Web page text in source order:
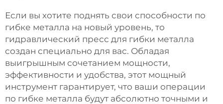
Если вы хотите поднять свои способности по
гибке металла на новый уровень, то
гидравлический пресс для гибки металла
создан специально для вас. Обладая
выигрышным сочетанием мощности,
эффективности и удобства, этот мощный
инструмент гарантирует, что ваши операции
по гибке металла будут абсолютно точными и